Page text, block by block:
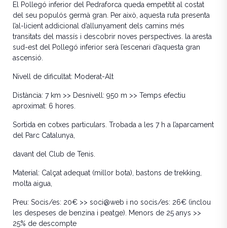
El Pollegó inferior del Pedraforca queda empetitit al costat
del seu populós germà gran. Per això, aquesta ruta presenta
l’al-licient addicional d’allunyament dels camins més
transitats del massís i descobrir noves perspectives. la aresta
sud-est del Pollegó inferior serà l’escenari d’aquesta gran
ascensió.
Nivell de dificultat: Moderat-Alt
Distància: 7 km >> Desnivell : 950 m >> Temps efectiu
aproximat: 6 hores.
Sortida en cotxes particulars. Trobada a les 7 h a l’aparcament
del Parc Catalunya,
davant del Club de Tenis.
Material : Calçat adequat (millor bota), bastons de trekking,
molta aigua,
Preu: Socis/es: 20€ >> soci@web i no socis/es: 26€ (inclou
les despeses de benzina i peatge).
Menors de 25 anys >>
25% de descompte